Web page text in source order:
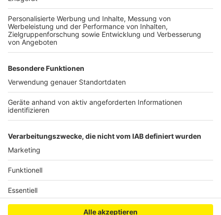
Anzeige
Insgesamt werden
Der erste Platz erhält1.000 Euro, Platz zwei
Euro, Platz drei250 Euro. Die weiteren Finalisten
dürfen sich ebenfalls über Geldpreise freuen.
Zusätzlich werden unter allen Teilnehmerinnen und
Teilnehmern weitere attraktive Preise verlost.
Anzeige
Anzeige